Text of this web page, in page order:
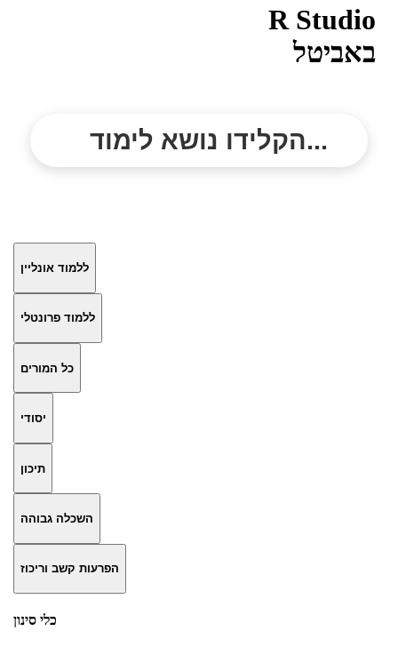
R Studio
באביטל
הקלידו נושא לימוד...
ללמוד אונליין
ללמוד פרונטלי
כל המורים
יסודי
תיכון
השכלה גבוהה
הפרעות קשב וריכוז
כלי סינון